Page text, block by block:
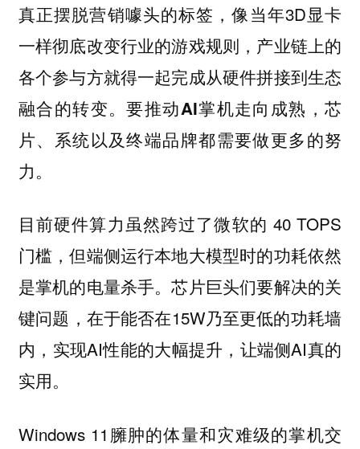
真正摆脱营销噱头的标签，像当年3D显卡
一样彻底改变行业的游戏规则，产业链上的
各个参与方就得一起完成从硬件拼接到生态
融合的转变。要推动AI掌机走向成熟，芯
片、系统以及终端品牌都需要做更多的努
力。
目前硬件算力虽然跨过了微软的 40 TOPS
门槛，但端侧运行本地大模型时的功耗依然
是掌机的电量杀手。芯片巨头们要解决的关
键问题，在于能否在15W乃至更低的功耗墙
内，实现AI性能的大幅提升，让端侧AI真的
实用。
Windows 11臃肿的体量和灾难级的掌机交